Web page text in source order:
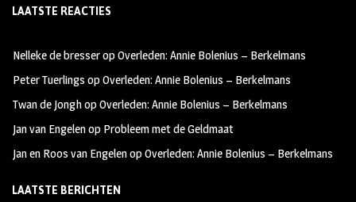
b
oo
k
ag
m
tt
LAATSTE REACTIES
Nelleke de bresseropOverleden: Annie Bolenius – Berkelmans
Peter Tuerlings opOverleden: Annie Bolenius – Berkelmans
Twan de JonghopOverleden: Annie Bolenius – Berkelmans
Jan van Engelenop Probleem met de Geldmaat
Jan en Roos van EngelenopOverleden: Annie Bolenius – Berkelmans
LAATSTE BERICHTEN